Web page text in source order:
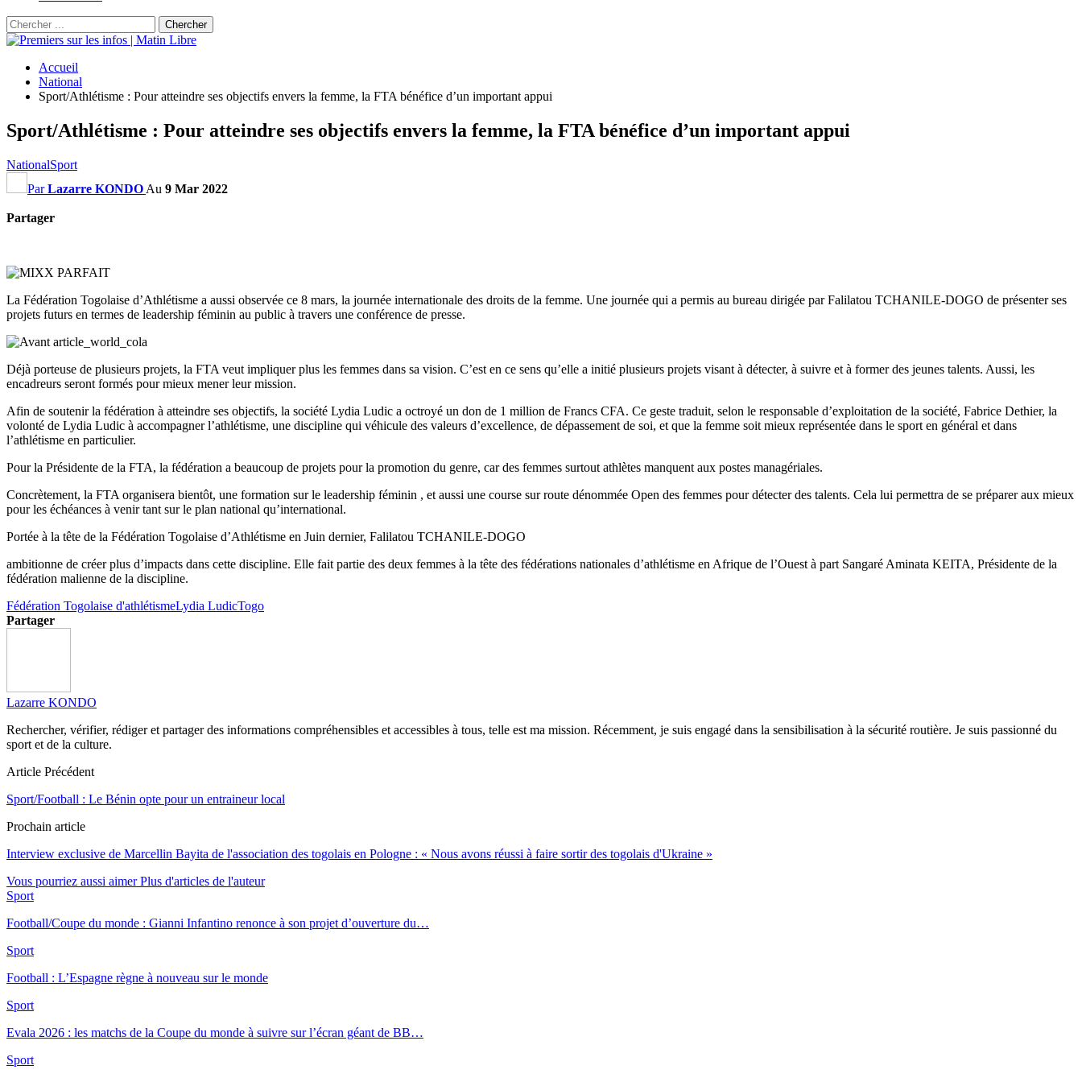
Accueil
National
Sport/Athlétisme : Pour atteindre ses objectifs envers la femme, la FTA bénéfice d’un important appui
Sport/Athlétisme : Pour atteindre ses objectifs envers la femme, la FTA bénéfice d’un important appui
NationalSport
ParLazarre KONDO Au 9 Mar 2022
Partager
La Fédération Togolaise d’Athlétisme a aussi observée ce 8 mars, la journée internationale des droits de la femme. Une journée qui a permis au bureau dirigée par Falilatou TCHANILE-DOGO de présenter ses
projets futurs en termes de leadership féminin au public à travers une conférence de presse.
Déjà porteuse de plusieurs projets, la FTA veut impliquer plus les femmes dans sa vision. C’est en ce sens qu’elle a initié plusieurs projets visant à détecter, à suivre et à former des jeunes talents. Aussi, les
encadreurs seront formés pour mieux mener leur mission.
Afin de soutenir la fédération à atteindre ses objectifs, la société Lydia Ludic a octroyé un don de 1 million de Francs CFA. Ce geste traduit, selon le responsable d’exploitation de la société, Fabrice Dethier, la
volonté de Lydia Ludic à accompagner l’athlétisme, une discipline qui véhicule des valeurs d’excellence, de dépassement de soi, et que la femme soit mieux représentée dans le sport en général et dans
l’athlétisme en particulier.
Pour la Présidente de la FTA, la fédération a beaucoup de projets pour la promotion du genre, car des femmes surtout athlètes manquent aux postes managériales.
Concrètement, la FTA organisera bientôt, une formation sur le leadership féminin , et aussi une course sur route dénommée Open des femmes pour détecter des talents. Cela lui permettra de se préparer aux mieux
pour les échéances à venir tant sur le plan national qu’international.
Portée à la tête de la Fédération Togolaise d’Athlétisme en Juin dernier, Falilatou TCHANILE-DOGO
ambitionne de créer plus d’impacts dans cette discipline. Elle fait partie des deux femmes à la tête des fédérations nationales d’athlétisme en Afrique de l’Ouest à part Sangaré Aminata KEITA, Présidente de la
fédération malienne de la discipline.
Fédération Togolaise d'athlétismeLydia LudicTogo
Partager
Lazarre KONDO
Rechercher, vérifier, rédiger et partager des informations compréhensibles et accessibles à tous, telle est ma mission. Récemment, je suis engagé dans la sensibilisation à la sécurité routière. Je suis passionné du
sport et de la culture.
Article Précédent
Sport/Football : Le Bénin opte pour un entraineur local
Prochain article
Interview exclusive de Marcellin Bayita de l'association des togolais en Pologne : « Nous avons réussi à faire sortir des togolais d'Ukraine »
Vous pourriez aussi aimer Plus d'articles de l'auteur
Sport
Football/Coupe du monde : Gianni Infantino renonce à son projet d’ouverture du…
Sport
Football : L’Espagne règne à nouveau sur le monde
Sport
Evala 2026 : les matchs de la Coupe du monde à suivre sur l’écran géant de BB…
Sport